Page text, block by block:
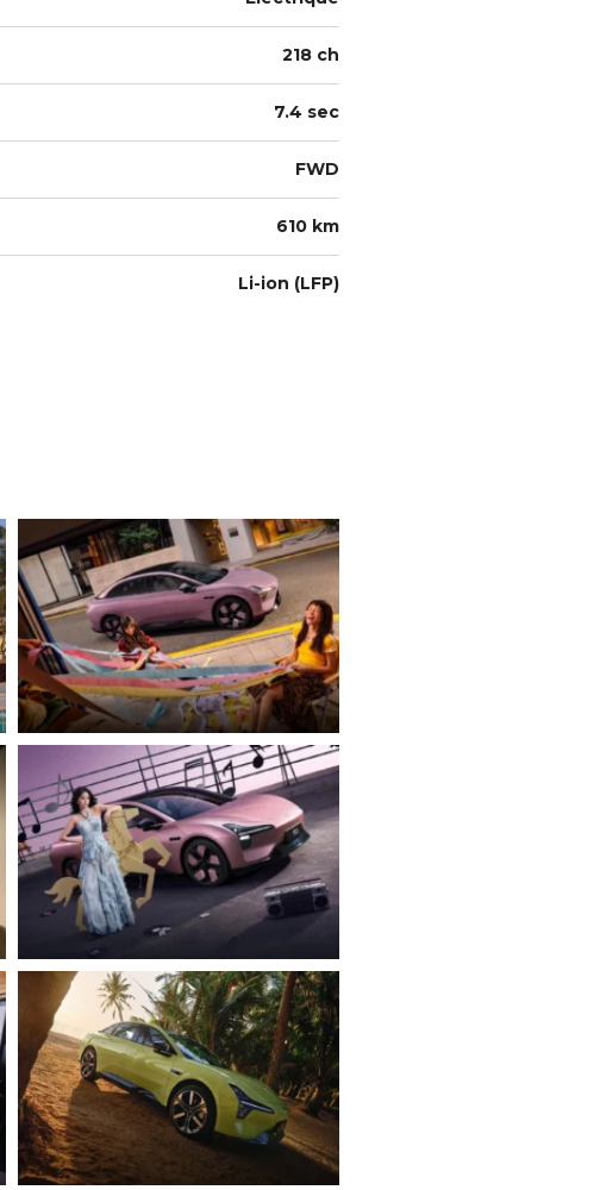
218 ch
7.4 sec
FWD
610 km
Li-ion (LFP)